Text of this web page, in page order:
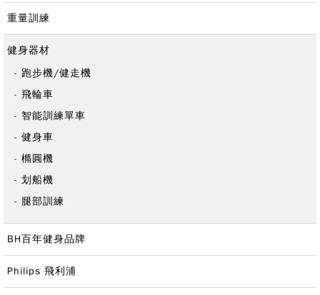
重量訓練
健身器材
跑步機/健走機
飛輪車
智能訓練單車
健身車
橢圓機
划船機
腿部訓練
BH百年健身品牌
Philips 飛利浦